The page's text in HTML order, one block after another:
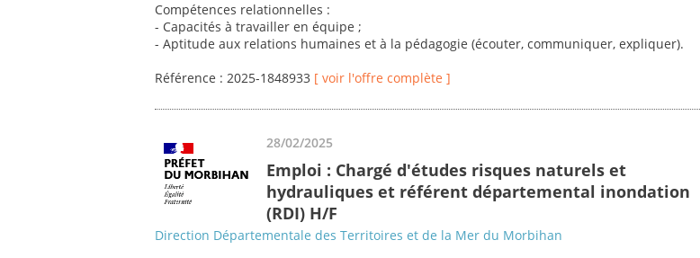
Compétences relationnelles :
- Capacités à travailler en équipe ;
- Aptitude aux relations humaines et à la pédagogie (écouter, communiquer, expliquer).
Référence : 2025-1848933 [ voir l'offre complète ]
28/02/2025
Emploi : Chargé d'études risques naturels et
hydrauliques et référent départemental inondation
(RDI) H/F
Direction Départementale des Territoires et de la Mer du Morbihan